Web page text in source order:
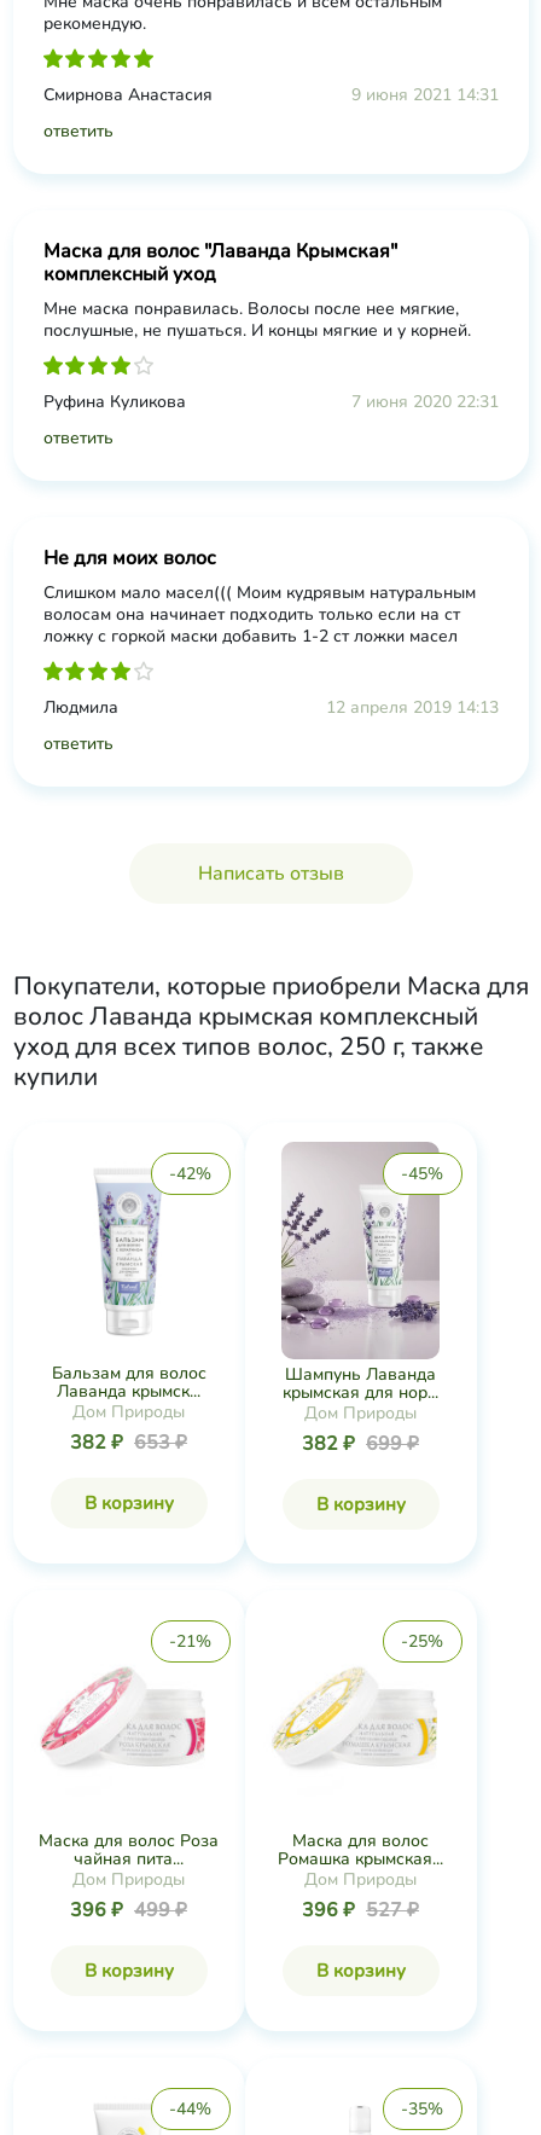
рекомендую.
Смирнова Анастасия
9 июня 2021 14:31
ответить
Маска для волос "Лаванда Крымская"
комплексный уход
Мне маска понравилась. Волосы после нее мягкие,
послушные, не пушаться. И концы мягкие и у корней.
Руфина Куликова
7 июня 2020 22:31
ответить
Не для моих волос
Слишком мало масел((( Моим кудрявым натуральным
волосам она начинает подходить только если на ст
ложку с горкой маски добавить 1-2 ст ложки масел
Людмила
12 апреля 2019 14:13
ответить
Написать отзыв
Покупатели, которые приобрели Маска для
волос Лаванда крымская комплексный
уход для всех типов волос, 250 г, также
купили
-42%
Бальзам для волос
Лаванда крымск...
Дом Природы
382 ₽ 653 ₽
В корзину
-45%
Шампунь Лаванда
крымская для нор...
Дом Природы
382 ₽ 699 ₽
В корзину
-21%
Маска для волос Роза
чайная пита...
Дом Природы
396 ₽ 499 ₽
В корзину
-25%
Маска для волос
Ромашка крымская...
Дом Природы
396 ₽ 527 ₽
В корзину
-44% -35%